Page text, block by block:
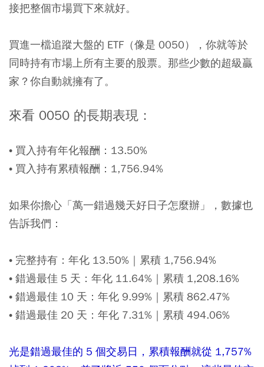
接把整個市場買下來就好。
買進一檔追蹤大盤的 ETF（像是 0050），你就等於
同時持有市場上所有主要的股票。那些少數的超級贏
家？你自動就擁有了。
來看 0050 的長期表現：
• 買入持有年化報酬：13.50%
• 買入持有累積報酬：1,756.94%
如果你擔心「萬一錯過幾天好日子怎麼辦」，數據也
告訴我們：
• 完整持有：年化 13.50%｜累積 1,756.94%
• 錯過最佳 5 天：年化 11.64%｜累積 1,208.16%
• 錯過最佳 10 天：年化 9.99%｜累積 862.47%
• 錯過最佳 20 天：年化 7.31%｜累積 494.06%
光是錯過最佳的 5 個交易日，累積報酬就從 1,757%